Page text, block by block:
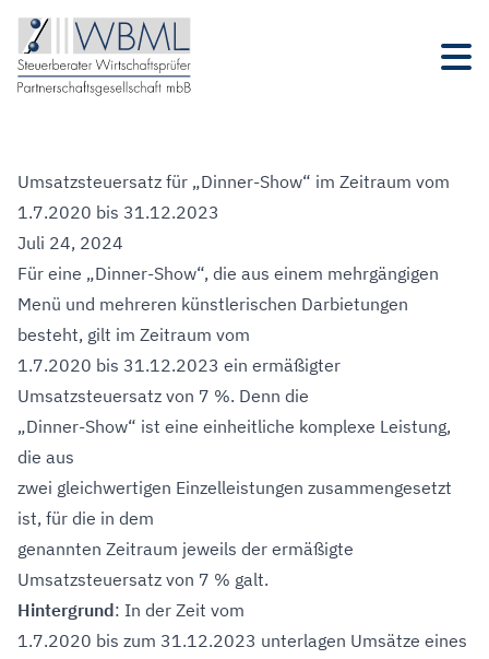
Umsatzsteuersatz für „Dinner-Show“ im Zeitraum vom
1.7.2020 bis 31.12.2023
Juli 24, 2024
Für eine „Dinner-Show“, die aus einem mehrgängigen
Menü und mehreren künstlerischen Darbietungen
besteht, gilt im Zeitraum vom
1.7.2020 bis 31.12.2023 ein ermäßigter
Umsatzsteuersatz von 7 %. Denn die
„Dinner-Show“ ist eine einheitliche komplexe Leistung,
die aus
zwei gleichwertigen Einzelleistungen zusammengesetzt
ist, für die in dem
genannten Zeitraum jeweils der ermäßigte
Umsatzsteuersatz von 7 % galt.
Hintergrund: In der Zeit vom
1.7.2020 bis zum 31.12.2023 unterlagen Umsätze eines